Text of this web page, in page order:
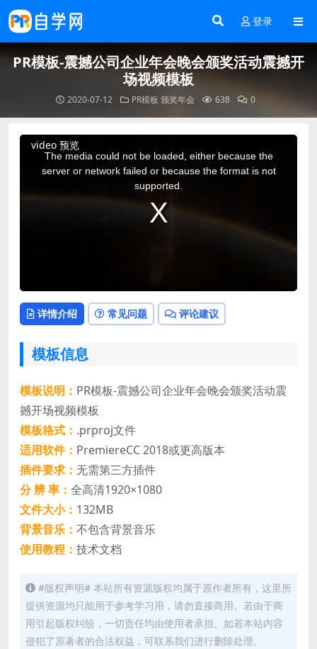
登录
PR模板-震撼公司企业年会晚会颁奖活动震撼开
场视频模板
2020-07-12 PR模板 颁奖年会 638 0
video 预览
This
The media could not be loaded, either because the
server or network failed or because the format is not
supported.
详情介绍 常见问题 评论建议
模板信息
模板说明： PR模板-震撼公司企业年会晚会颁奖活动震
撼开场视频模板
模板格式： .prproj文件
适用软件： PremiereCC 2018或更高版本
插件要求： 无需第三方插件
分 辨 率： 全高清1920×1080
文件大小： 132MB
背景音乐： 不包含背景音乐
使用教程： 技术文档
#版权声明# 本站所有资源版权均属于原作者所有，这里所
提供资源均只能用于参考学习用，请勿直接商用。若由于商
用引起版权纠纷，一切责任均由使用者承担。如若本站内容
侵犯了原著者的合法权益，可联系我们进行删除处理。